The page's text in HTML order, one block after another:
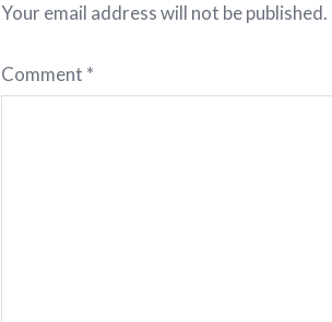
Your email address will not be published.
Comment *